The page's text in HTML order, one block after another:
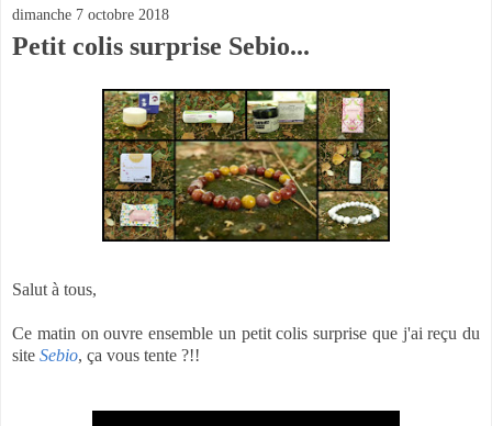
dimanche 7 octobre 2018
Petit colis surprise Sebio...
Salut à tous,
Ce matin on ouvre ensemble un petit colis surprise que j'ai reçu du
site Sebio, ça vous tente ?!!